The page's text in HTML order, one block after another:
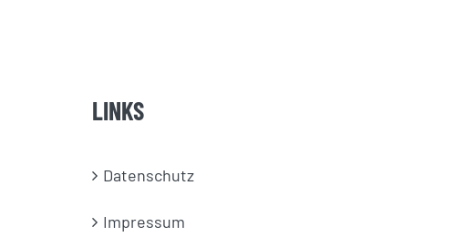
LINKS
Datenschutz
Impressum